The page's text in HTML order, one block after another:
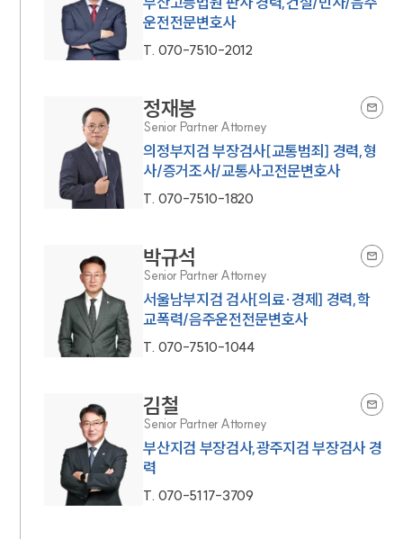
운전전문변호사
T. 070-7510-2012
정재봉
Senior Partner Attorney
의정부지검 부장검사[교통범죄] 경력,형
사/증거조사/교통사고전문변호사
T. 070-7510-1820
박규석
Senior Partner Attorney
서울남부지검 검사[의료·경제] 경력,학
교폭력/음주운전전문변호사
T. 070-7510-1044
김철
Senior Partner Attorney
부산지검 부장검사,광주지검 부장검사 경
력
T. 070-5117-3709